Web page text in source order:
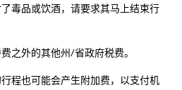
毒品或饮酒，请要求其马上结束行
之外的其他州/省政府税费。
程也可能会产生附加费，以支付机